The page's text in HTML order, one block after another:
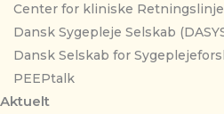
Center for kliniske
Dansk Sygepleje Selskab
Dansk Selskab for
PEEPtalk
Aktuelt